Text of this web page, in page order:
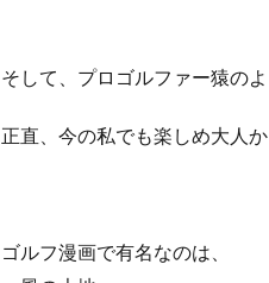
そして、プロゴルファー猿の
正直、今の私でも楽しめ大人
ゴルフ漫画で有名なのは、